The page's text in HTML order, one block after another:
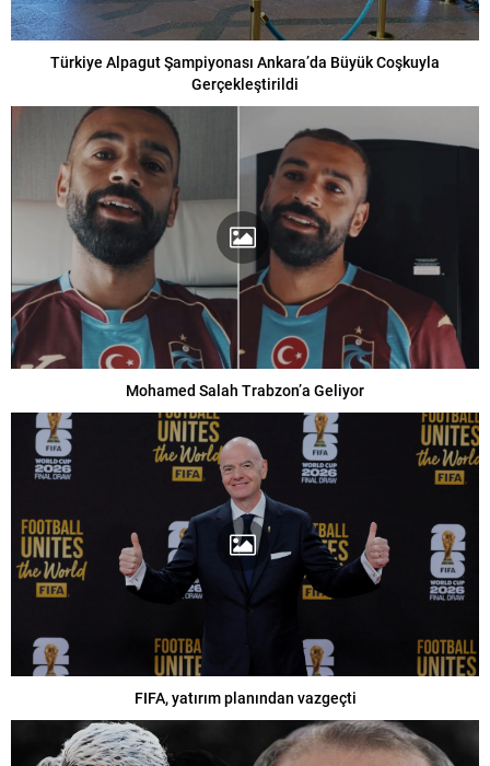
Türkiye Alpagut Şampiyonası Ankara’da Büyük Coşkuyla
Gerçekleştirildi
Mohamed Salah Trabzon’a Geliyor
FIFA, yatırım planından vazgeçti